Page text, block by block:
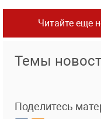
Читайте еще
Темы
Поделитесь